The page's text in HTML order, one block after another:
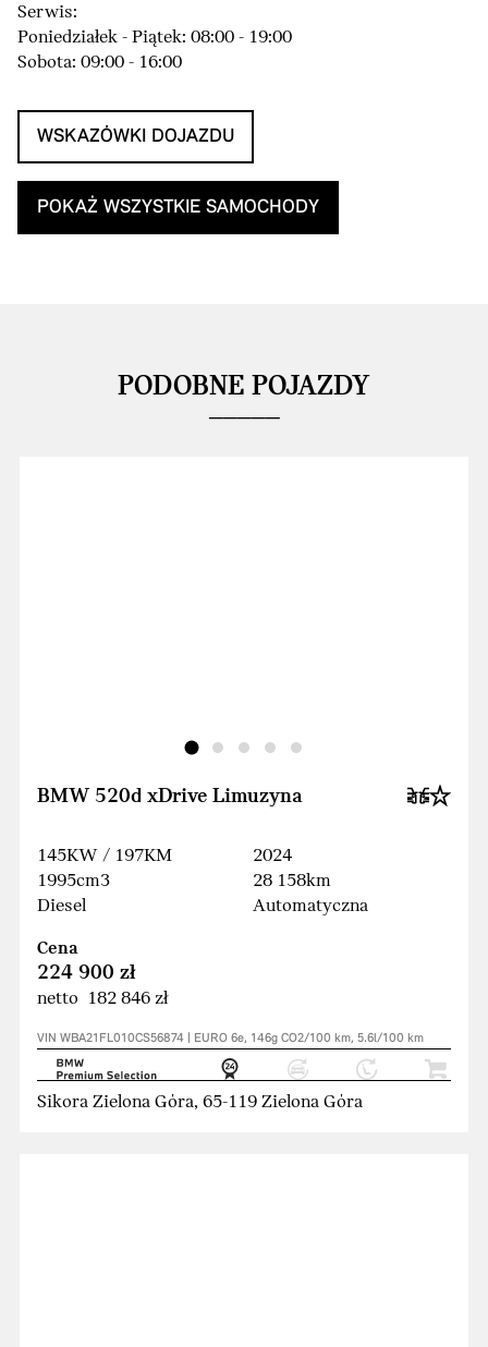
Serwis:
Poniedziałek - Piątek: 08:00 - 19:00
Sobota: 09:00 - 16:00
WSKAZÓWKI DOJAZDU
POKAŻ WSZYSTKIE SAMOCHODY
PODOBNE POJAZDY
BMW 520d xDrive Limuzyna
145KW / 197KM
1995cm3
Diesel
2024
28 158km
Automatyczna
Cena
224 900 zł
netto 182 846 zł
VIN WBA21FL010CS56874 | EURO 6e, 146g CO2/100 km, 5.6l/100 km
Sikora Zielona Góra, 65-119 Zielona Góra